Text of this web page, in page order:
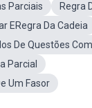
Parciais
Regra
ERegra Da Cadeia
De Questões
Parcial
Um Fasor